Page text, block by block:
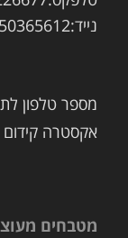
נייד:050365612
מספר טלפון לתיאום
אקסטרה
מטבחים